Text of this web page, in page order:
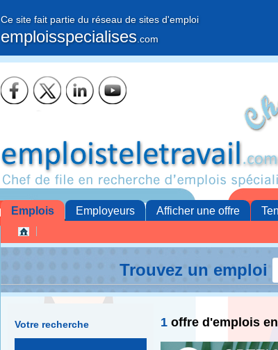
Ce site fait partie du réseau de sites d'emploi
emploisspecialises .com
Emplois Employeurs Afficher une offre
Trouvez un emploi
Votre recherche 1 offre d'emplois